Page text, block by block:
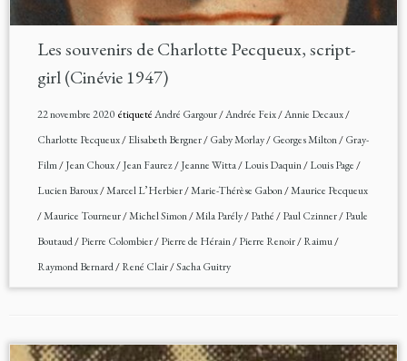
Les souvenirs de Charlotte Pecqueux, script-
girl (Cinévie 1947)
22 novembre 2020étiquetéAndré Gargour/Andrée Feix/Annie Decaux/
Charlotte Pecqueux/Elisabeth Bergner/Gaby Morlay/Georges Milton/Gray-
Film/Jean Choux/Jean Faurez/Jeanne Witta/Louis Daquin/Louis Page/
Lucien Baroux/Marcel L’Herbier/Marie-Thérèse Gabon/Maurice Pecqueux
/Maurice Tourneur/Michel Simon/Mila Parély/Pathé/Paul Czinner/Paule
Boutaud/Pierre Colombier/Pierre de Hérain/Pierre Renoir/Raimu/
Raymond Bernard/René Clair/Sacha Guitry